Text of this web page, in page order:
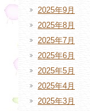
2025年9月
2025年8月
2025年7月
2025年6月
2025年5月
2025年4月
2025年3月